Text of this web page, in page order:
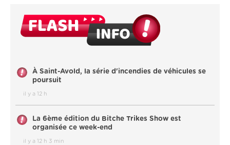
À Saint-Avold, la série d'incendies de véhicules se
poursuit
il y a 12 h
La 6ème édition du Bitche Trikes Show est
organisée ce week-end
il y a 12 h 3 min